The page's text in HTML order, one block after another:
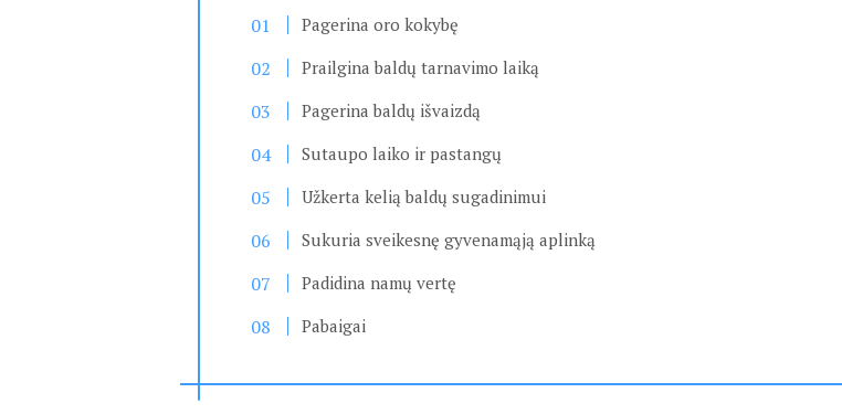
Pagerina oro kokybę
Prailgina baldų tarnavimo laiką
Pagerina baldų išvaizdą
Sutaupo laiko ir pastangų
Užkerta kelią baldų sugadinimui
Sukuria sveikesnę gyvenamąją aplinką
Padidina namų vertę
Pabaigai